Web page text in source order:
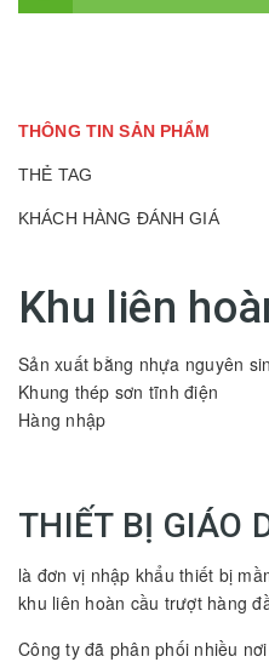
THÔNG TIN SẢN PHẨM
THẺ TAG
KHÁCH HÀNG ĐÁNH GIÁ
Khu liên
Sản xuất bằng nhựa nguyên
Khung thép sơn tĩnh điện
Hàng nhập
THIẾT BỊ GIÁO
là đơn vị nhập khẩu thiết bị
khu liên hoàn cầu trượt hàng
Công ty đã phân phối nhiều